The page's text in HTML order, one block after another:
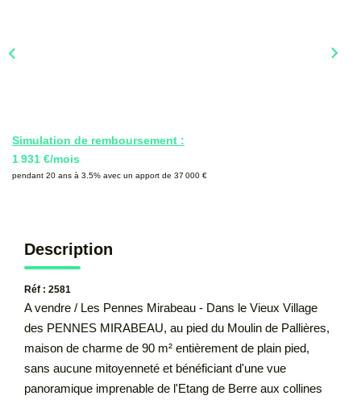
Simulation de remboursement :
1 931 €/mois
pendant 20 ans à 3.5% avec un apport de 37 000 €
Description
Réf : 2581
A vendre / Les Pennes Mirabeau - Dans le Vieux Village
des PENNES MIRABEAU, au pied du Moulin de Pallières,
maison de charme de 90 m² entièrement de plain pied,
sans aucune mitoyenneté et bénéficiant d'une vue
panoramique imprenable de l'Etang de Berre aux collines